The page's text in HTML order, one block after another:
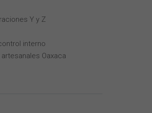
Y y Z
interno
Oaxaca